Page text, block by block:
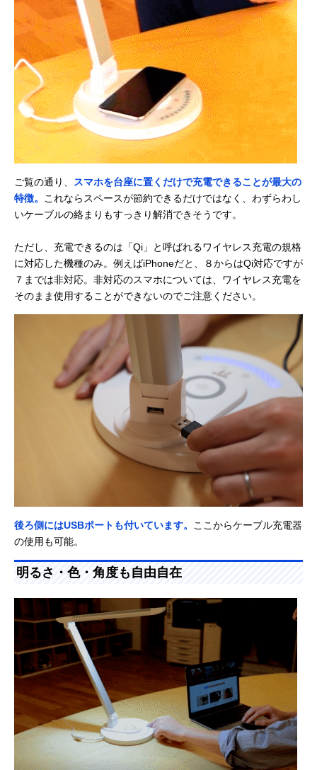
ご覧の通り、
スマホを台座に置くだけで充電できることが最大の
特徴。
これならスペースが節約できるだけではなく、わずらわし
いケーブルの絡まりもすっきり解消できそうです。
ただし、充電できるのは「Qi」と呼ばれるワイヤレス充電の規格
に対応した機種のみ。例えばiPhoneだと、８からはQi対応ですが
７までは非対応。非対応のスマホについては、ワイヤレス充電を
そのまま使用することができないのでご注意ください。
後ろ側にはUSBポートも付いています。
ここからケーブル充電器
の使用も可能。
明るさ・色・角度も自由自在